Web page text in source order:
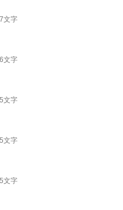
文字
文字
文字
文字
文字